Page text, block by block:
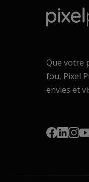
Que votre
fou, Pixel
envies et